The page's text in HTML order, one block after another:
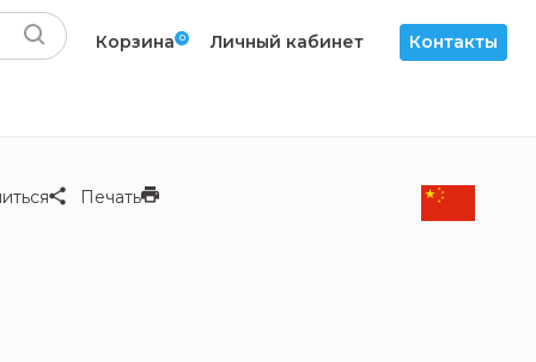
Корзина 0 Личный кабинет Контакты
Печать